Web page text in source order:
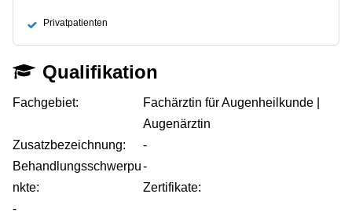
Privatpatienten
Qualifikation
Fachgebiet:
Fachärztin für Augenheilkunde |
Augenärztin
Zusatzbezeichnung:
-
Behandlungsschwerpu
nkte:
-
Zertifikate:
-